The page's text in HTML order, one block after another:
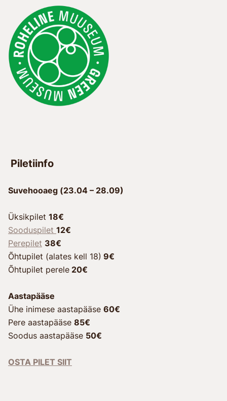
Piletiinfo
Suvehooaeg (23.04 – 28.09)
Üksikpilet 18€
Sooduspilet 12€
Perepilet 38€
Õhtupilet (alates kell 18) 9€
Õhtupilet perele 20€
Aastapääse
Ühe inimese aastapääse 60€
Pere aastapääse 85€
Soodus aastapääse 50€
OSTA PILET SIIT